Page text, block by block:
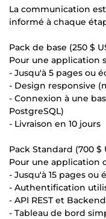
La communication
informé à chaque
Pack de base (250 $
Pour une application
- Jusqu'à 5 pages ou
- Design responsive
- Connexion à une
PostgreSQL)
- Livraison en 10 jours
Pack Standard (700 $
Pour une application
- Jusqu'à 15 pages ou
- Authentification
- API REST et
- Tableau de bord